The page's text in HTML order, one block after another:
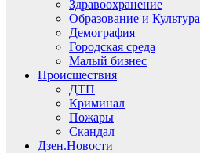
Здравоохранение
Образование и Культура
Демография
Городская среда
Малый бизнес
Происшествия
ДТП
Криминал
Пожары
Скандал
Дзен.Новости